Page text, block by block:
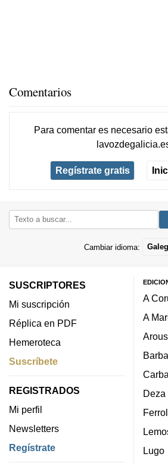
Comentarios
Para comentar es necesario
Regístrate gratis
Cambiar idioma:
SUSCRIPTORES
Mi suscripción
Réplica en PDF
Hemeroteca
Suscríbete
REGISTRADOS
Mi perfil
Newsletters
Regístrate
A
A
Deza
Ferrol
Lugo